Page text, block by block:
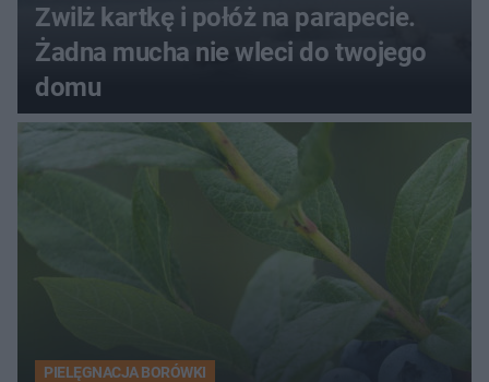
Zwilż kartkę i połóż na parapecie.
Żadna mucha nie wleci do twojego
domu
PIELĘGNACJA BORÓWKI